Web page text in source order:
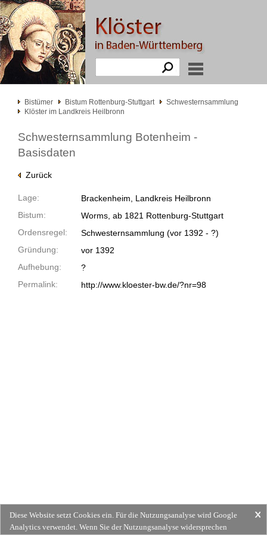
Bistümer Bistum Rottenburg-Stuttgart
Schwesternsammlung
Klöster im Landkreis Heilbronn
Schwesternsammlung Botenheim -
Basisdaten
Zurück
Lage:
Brackenheim, Landkreis Heilbronn
Bistum:
Worms, ab 1821 Rottenburg-Stuttgart
Ordensregel:
Schwesternsammlung (vor 1392 - ?)
Gründung:
vor 1392
Aufhebung:
?
Permalink:
http://www.kloester-bw.de/?nr=98
Diese Website setzt Cookies ein. Für die Nutzungsanalyse wird Google
Analytics verwendet. Wenn Sie der Nutzungsanalyse widersprechen